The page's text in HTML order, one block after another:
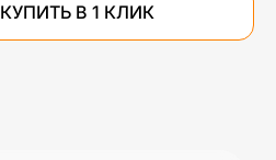
КУПИТЬ В 1 КЛИК